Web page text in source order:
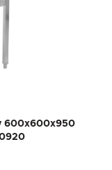
600x600x950